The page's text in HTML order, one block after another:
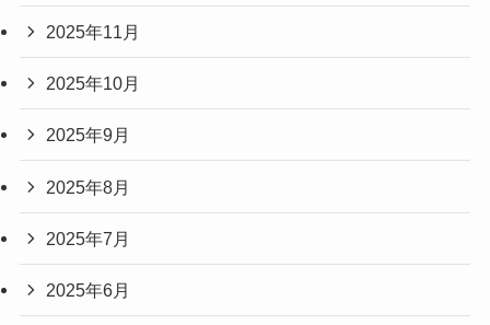
2025年11月
2025年10月
2025年9月
2025年8月
2025年7月
2025年6月